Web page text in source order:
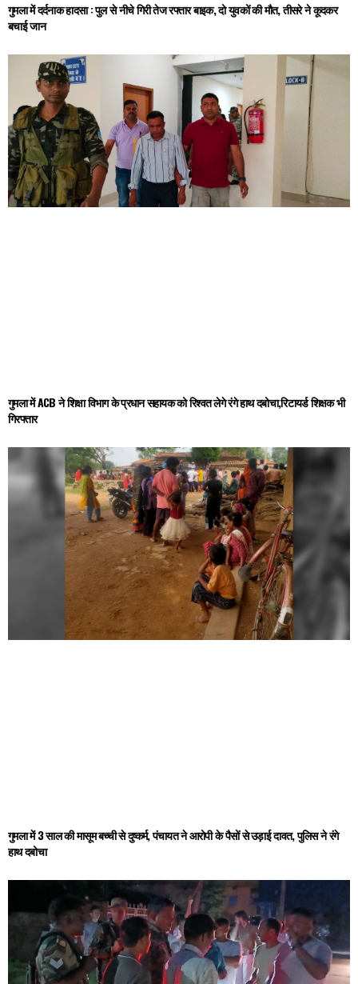
गुमला में दर्दनाक हादसा : पुल से नीचे गिरी तेज रफ्तार बाइक, दो युवकों की मौत, तीसरे ने कूदकर
बचाई जान
गुमला में ACB ने शिक्षा विभाग के प्रधान सहायक को रिश्वत लेगे रंगे हाथ दबोचा,रिटायर्ड शिक्षक भी
गिरफ्तार
गुमला में 3 साल की मासूम बच्ची से दुष्कर्म, पंचायत ने आरोपी के पैसों से उड़ाई दावत, पुलिस ने रंगे
हाथ दबोचा